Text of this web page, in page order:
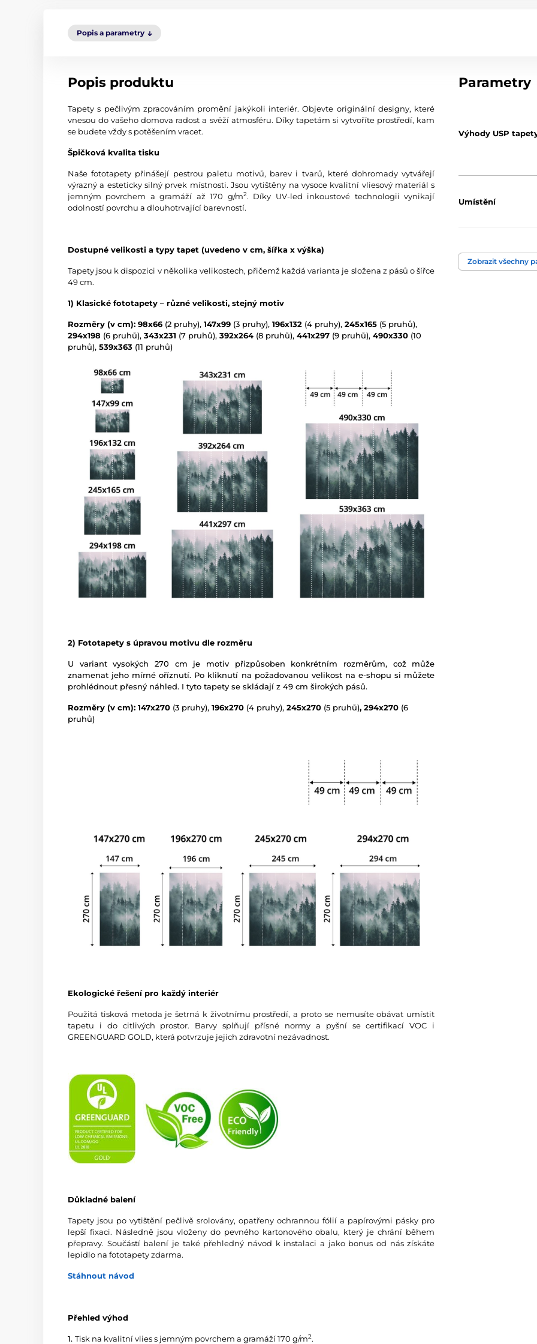
Popis a parametry
Popis produktu
Tapety s pečlivým zpracováním promění jakýkoli interiér. Objevte originální designy, které
vnesou do vašeho domova radost a svěží atmosféru. Díky tapetám si vytvoříte prostředí, kam
se budete vždy s potěšením vracet.
Špičková kvalita tisku
Naše fototapety přinášejí pestrou paletu motivů, barev i tvarů, které dohromady vytvářejí
výrazný a esteticky silný prvek místnosti. Jsou vytištěny na vysoce kvalitní vliesový materiál s
jemným povrchem a gramáží až 170 g/m2. Díky UV-led inkoustové technologii vynikají
odolností povrchu a dlouhotrvající barevností.
Dostupné velikosti a typy tapet (uvedeno v cm, šířka x výška)
Tapety jsou k dispozici v několika velikostech, přičemž každá varianta je složena z pásů o šířce
49 cm.
1) Klasické fototapety – různé velikosti, stejný motiv
Rozměry (v cm): 98x66 (2 pruhy), 147x99 (3 pruhy), 196x132 (4 pruhy), 245x165 (5 pruhů),
294x198 (6 pruhů), 343x231 (7 pruhů), 392x264 (8 pruhů), 441x297 (9 pruhů), 490x330 (10
pruhů), 539x363 (11 pruhů)
2) Fototapety s úpravou motivu dle rozměru
U variant vysokých 270 cm je motiv přizpůsoben konkrétním rozměrům, což může
znamenat jeho mírné oříznutí. Po kliknutí na požadovanou velikost na e-shopu si můžete
prohlédnout přesný náhled. I tyto tapety se skládají z 49 cm širokých pásů.
Rozměry (v cm): 147x270 (3 pruhy), 196x270 (4 pruhy), 245x270 (5 pruhů), 294x270 (6
pruhů)
Ekologické řešení pro každý interiér
Použitá tisková metoda je šetrná k životnímu prostředí, a proto se nemusíte obávat umístit
tapetu i do citlivých prostor. Barvy splňují přísné normy a pyšní se certifikací VOC i
GREENGUARD GOLD, která potvrzuje jejich zdravotní nezávadnost.
Důkladné balení
Tapety jsou po vytištění pečlivě srolovány, opatřeny ochrannou fólií a papírovými pásky pro
lepší fixaci. Následně jsou vloženy do pevného kartonového obalu, který je chrání během
přepravy. Součástí balení je také přehledný návod k instalaci a jako bonus od nás získáte
lepidlo na fototapety zdarma.
Stáhnout návod
Přehled výhod
1. Tisk na kvalitní vlies s jemným povrchem a gramáží 170 g/m2.
Parametry
Výhody USP
Umístění
Technologie tapet
Zobrazit všechny